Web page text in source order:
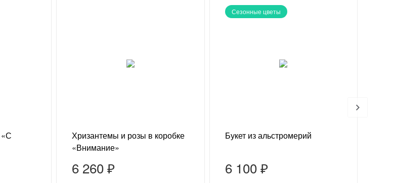
«С
Хризантемы и розы в коробке
«Внимание»
6 260 ₽
Сезонные цветы
Букет из альстромерий
6 100 ₽